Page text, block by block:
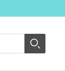
Close search
Søk